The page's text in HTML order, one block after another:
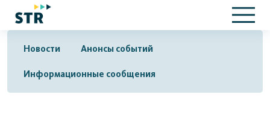
Новости Анонсы событий
Информационные сообщения